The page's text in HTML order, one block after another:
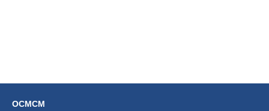
OCMCM